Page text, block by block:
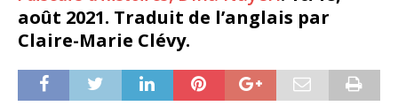
août 2021. Traduit de l’anglais par
Claire-Marie Clévy.